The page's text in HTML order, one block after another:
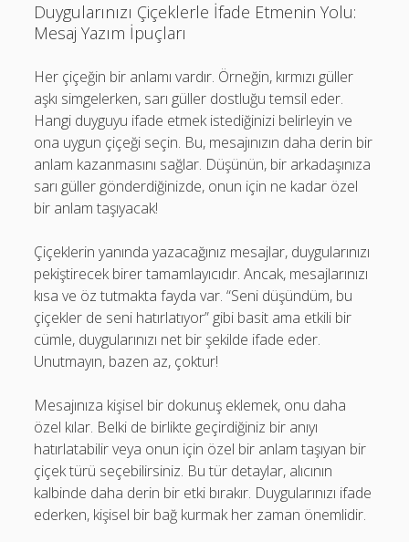
Duygularınızı Çiçeklerle İfade Etmenin Yolu:
Mesaj Yazım İpuçları
Her çiçeğin bir anlamı vardır. Örneğin, kırmızı güller
aşkı simgelerken, sarı güller dostluğu temsil eder.
Hangi duyguyu ifade etmek istediğinizi belirleyin ve
ona uygun çiçeği seçin. Bu, mesajınızın daha derin bir
anlam kazanmasını sağlar. Düşünün, bir arkadaşınıza
sarı güller gönderdiğinizde, onun için ne kadar özel
bir anlam taşıyacak!
Çiçeklerin yanında yazacağınız mesajlar, duygularınızı
pekiştirecek birer tamamlayıcıdır. Ancak, mesajlarınızı
kısa ve öz tutmakta fayda var. “Seni düşündüm, bu
çiçekler de seni hatırlatıyor” gibi basit ama etkili bir
cümle, duygularınızı net bir şekilde ifade eder.
Unutmayın, bazen az, çoktur!
Mesajınıza kişisel bir dokunuş eklemek, onu daha
özel kılar. Belki de birlikte geçirdiğiniz bir anıyı
hatırlatabilir veya onun için özel bir anlam taşıyan bir
çiçek türü seçebilirsiniz. Bu tür detaylar, alıcının
kalbinde daha derin bir etki bırakır. Duygularınızı ifade
ederken, kişisel bir bağ kurmak her zaman önemlidir.